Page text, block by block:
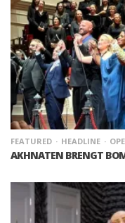
FEATURED HEADLINE
AKHNATEN BRENGT